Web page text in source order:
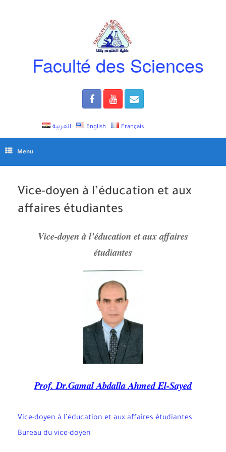
Faculté des Sciences
العربية English Français
Menu
Vice-doyen à l’éducation et aux
affaires étudiantes
Vice-doyen à l’éducation et aux affaires
étudiantes
Prof. Dr.Gamal Abdalla Ahmed El-Sayed
Vice-doyen à l’éducation et aux affaires étudiantes
Bureau du vice-doyen